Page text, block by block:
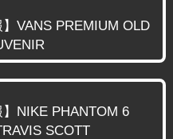
】VANS PREMIUM OLD
】NIKE PHANTOM 6
SCOTT